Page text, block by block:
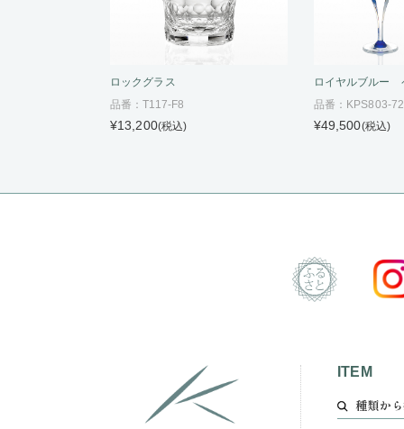
ロックグラス
品番：T117-F8
¥13,200(税込)
ロイヤルブルー
品番：KPS803-
¥49,500(税込)
ITEM
種類か